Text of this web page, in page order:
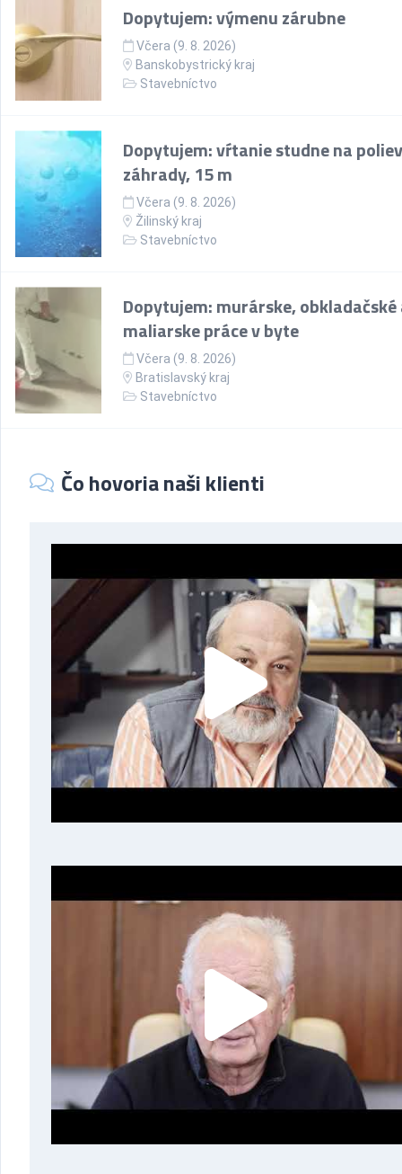
Dopytujem: výmenu zárubne
Včera (9. 8. 2026)
Banskobystrický kraj
Stavebníctvo
Dopytujem: vŕtanie studne na
záhrady, 15 m
Včera (9. 8. 2026)
Žilinský kraj
Stavebníctvo
Dopytujem: murárske, obkladačské
maliarske práce v byte
Včera (9. 8. 2026)
Bratislavský kraj
Stavebníctvo
Čo hovoria naši klienti